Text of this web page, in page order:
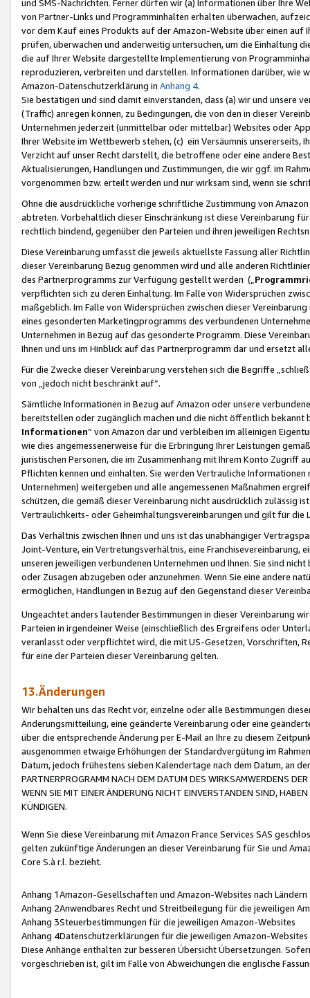
und SMS-Nachrichten. Ferner dürfen wir (a) Informationen über Ihre
von Partner-Links und Programminhalten erhalten überwachen,
vor dem Kauf eines Produkts auf der Amazon-Website über einen
prüfen, überwachen und anderweitig untersuchen, um die Einhaltung
die auf Ihrer Website dargestellte Implementierung von
reproduzieren, verbreiten und darstellen. Informationen darüber, wie
Amazon-Datenschutzerklärung in Anhang 4.
Sie bestätigen und sind damit einverstanden, dass (a) wir und
(Traffic) anregen können, zu Bedingungen, die von den in dieser
Unternehmen jederzeit (unmittelbar oder mittelbar) Websites oder
Ihrer Website im Wettbewerb stehen, (c) ein Versäumnis unsererseits,
Verzicht auf unser Recht darstellt, die betroffene oder eine andere
Aktualisierungen, Handlungen und Zustimmungen, die wir ggf. im
vorgenommen bzw. erteilt werden und nur wirksam sind, wenn sie
Ohne die ausdrückliche vorherige schriftliche Zustimmung von
abtreten. Vorbehaltlich dieser Einschränkung ist diese Vereinbarung
rechtlich bindend, gegenüber den Parteien und ihren jeweiligen
Diese Vereinbarung umfasst die jeweils aktuellste Fassung aller
dieser Vereinbarung Bezug genommen wird und alle anderen
des Partnerprogramms zur Verfügung gestellt werden („
verpflichten sich zu deren Einhaltung. Im Falle von Widersprüchen
maßgeblich. Im Falle von Widersprüchen zwischen dieser
eines gesonderten Marketingprogramms des verbundenen
Unternehmen in Bezug auf das gesonderte Programm. Diese
Ihnen und uns im Hinblick auf das Partnerprogramm dar und ersetzt
Für die Zwecke dieser Vereinbarung verstehen sich die Begriffe
von „jedoch nicht beschränkt auf“.
Sämtliche Informationen in Bezug auf Amazon oder unsere
bereitstellen oder zugänglich machen und die nicht öffentlich
Informationen“ von Amazon dar und verbleiben im alleinigen
wie dies angemessenerweise für die Erbringung Ihrer Leistungen
juristischen Personen, die im Zusammenhang mit Ihrem Konto
Pflichten kennen und einhalten. Sie werden Vertrauliche
Unternehmen) weitergeben und alle angemessenen Maßnahmen
schützen, die gemäß dieser Vereinbarung nicht ausdrücklich zulässig
Vertraulichkeits- oder Geheimhaltungsvereinbarungen und gilt für die
Das Verhältnis zwischen Ihnen und uns ist das unabhängiger
Joint-Venture, ein Vertretungsverhältnis, eine Franchisevereinbarung,
unseren jeweiligen verbundenen Unternehmen und Ihnen. Sie sind
oder Zusagen abzugeben oder anzunehmen. Wenn Sie eine andere
ermöglichen, Handlungen in Bezug auf den Gegenstand dieser
Ungeachtet anders lautender Bestimmungen in dieser Vereinbarung
Parteien in irgendeiner Weise (einschließlich des Ergreifens oder
veranlasst oder verpflichtet wird, die mit US-Gesetzen, Vorschriften,
für eine der Parteien dieser Vereinbarung gelten.
13.Änderungen
Wir behalten uns das Recht vor, einzelne oder alle Bestimmungen
Änderungsmitteilung, eine geänderte Vereinbarung oder eine
über die entsprechende Änderung per E-Mail an Ihre zu diesem
ausgenommen etwaige Erhöhungen der Standardvergütung im
Datum, jedoch frühestens sieben Kalendertage nach dem Datum, an
PARTNERPROGRAMM NACH DEM DATUM DES WIRKSAMWERDENS
WENN SIE MIT EINER ÄNDERUNG NICHT EINVERSTANDEN SIND,
KÜNDIGEN.
Wenn Sie diese Vereinbarung mit Amazon France Services SAS
gelten zukünftige Änderungen an dieser Vereinbarung für Sie und
Core S.à r.l. bezieht.
Anhang 1Amazon-Gesellschaften und Amazon-Websites nach Ländern
Anhang 2Anwendbares Recht und Streitbeilegung für die jeweiligen
Anhang 3Steuerbestimmungen für die jeweiligen Amazon-Websites
Anhang 4Datenschutzerklärungen für die jeweiligen Amazon-Websites
Diese Anhänge enthalten zur besseren Übersicht Übersetzungen.
vorgeschrieben ist, gilt im Falle von Abweichungen die englische